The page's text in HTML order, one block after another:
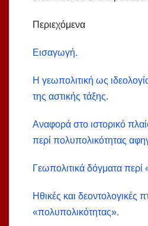
Περιεχόμενα
Εισαγωγή.
Η γεωπολιτική ως
της αστικής τάξης.
Αναφορά στο ιστορικό
περί πολυπολικότητας
Γεωπολιτικά δόγματα περί
Ηθικές και δεοντολογικές
«πολυπολικότητας».